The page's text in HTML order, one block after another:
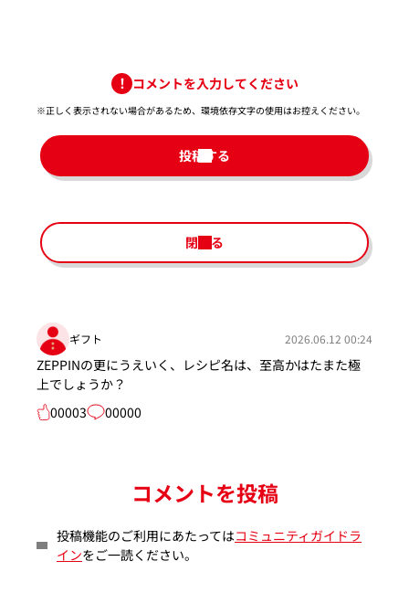
コメントを入力してください
※正しく表示されない場合があるため、環境依存文字の使用はお控えください。​
投稿する
閉じる
ギフト 2026.06.12 00:24
ZEPPINの更にうえいく、レシピ名は、至高かはたまた極
上でしょうか？
00003
00000
コメントを投稿
投稿機能のご利用にあたってはコミュニティガイドラ
インをご一読ください。